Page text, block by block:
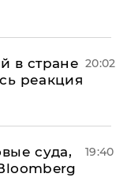
в стране
реакция
20:02
суда,
19:40